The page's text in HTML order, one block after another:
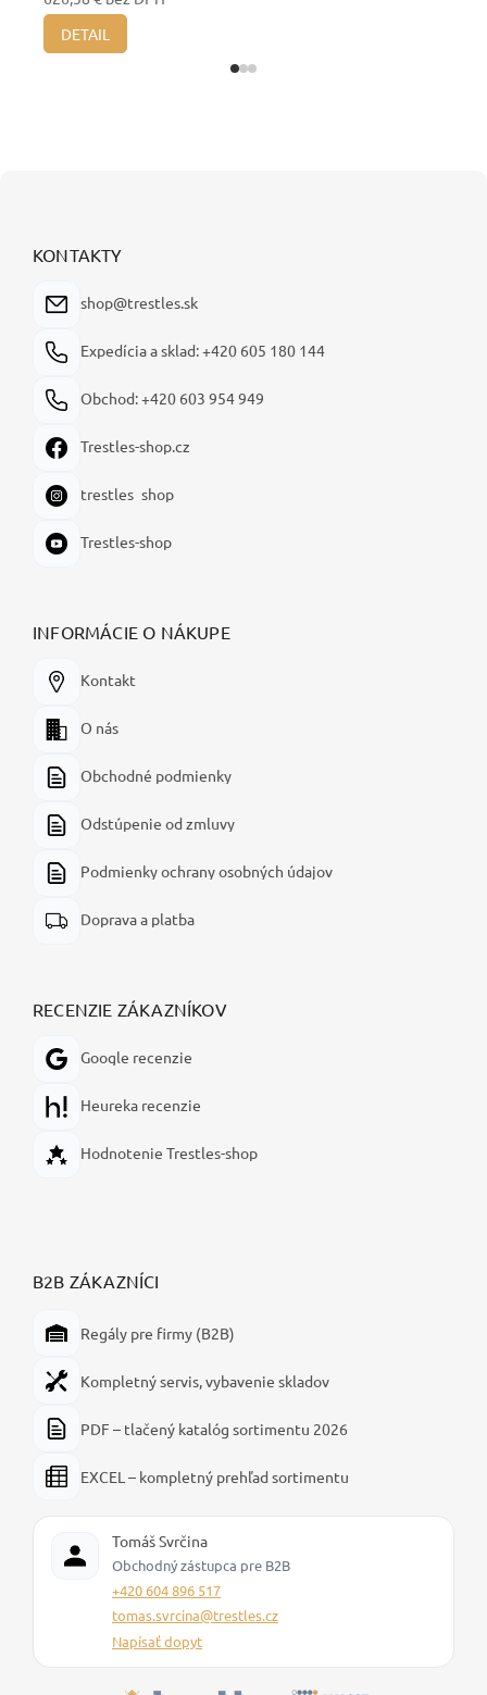
DETAIL
KONTAKTY
shop@trestles.sk
Expedícia a sklad: +420 605 180 144
Obchod: +420 603 954 949
Trestles-shop.cz
trestles_shop
Trestles-shop
INFORMÁCIE O NÁKUPE
Kontakt
O nás
Obchodné podmienky
Odstúpenie od zmluvy
Podmienky ochrany osobných údajov
Doprava a platba
RECENZIE ZÁKAZNÍKOV
Google recenzie
Heureka recenzie
Hodnotenie Trestles-shop
B2B ZÁKAZNÍCI
Regály pre firmy (B2B)
Kompletný servis, vybavenie skladov
PDF – tlačený katalóg sortimentu 2026
EXCEL – kompletný prehľad sortimentu
Tomáš Svrčina
Obchodný zástupca pre B2B
+420 604 896 517
tomas.svrcina@trestles.cz
Napísať dopyt